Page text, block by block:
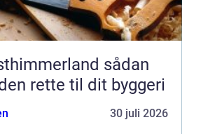
sådan
rette til dit byggeri
30 juli 2026